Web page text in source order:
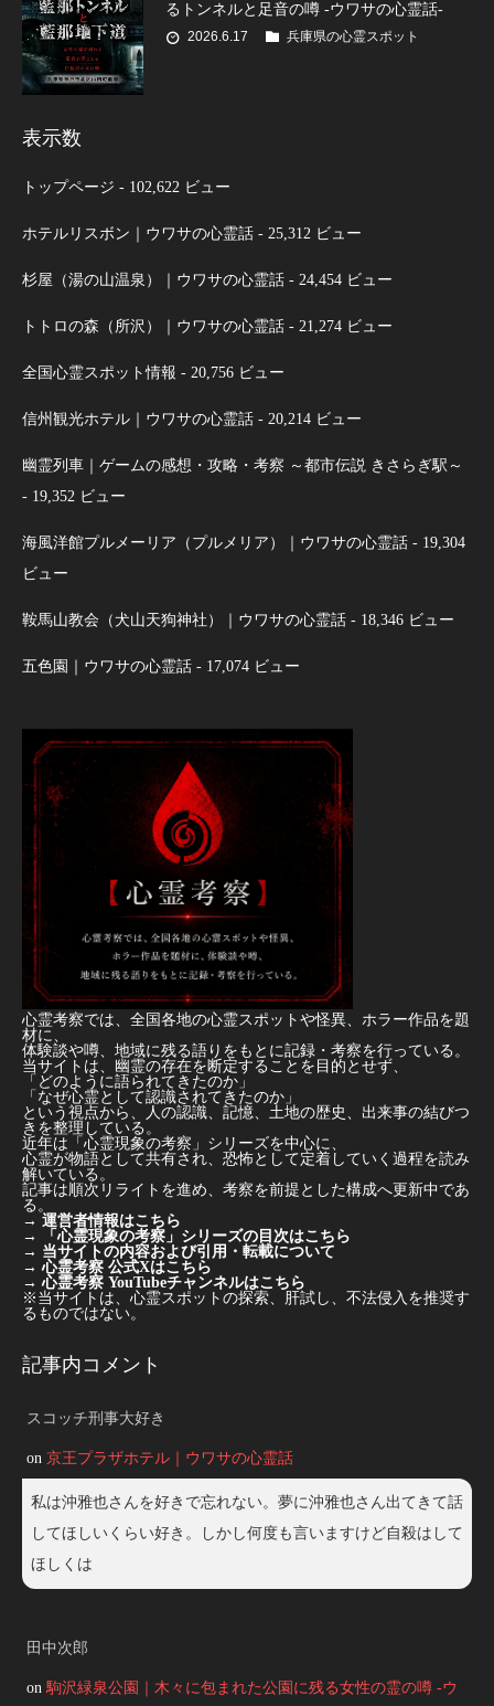
るトンネルと足音の噂 -ウワサの心霊話-
2026.6.17 兵庫県の心霊スポット
表示数
トップページ - 102,622 ビュー
ホテルリスボン｜ウワサの心霊話 - 25,312 ビュー
杉屋（湯の山温泉）｜ウワサの心霊話 - 24,454 ビュー
トトロの森（所沢）｜ウワサの心霊話 - 21,274 ビュー
全国心霊スポット情報 - 20,756 ビュー
信州観光ホテル｜ウワサの心霊話 - 20,214 ビュー
幽霊列車｜ゲームの感想・攻略・考察 ～都市伝説 きさらぎ駅～
- 19,352 ビュー
海風洋館プルメーリア（プルメリア）｜ウワサの心霊話 - 19,304
ビュー
鞍馬山教会（犬山天狗神社）｜ウワサの心霊話 - 18,346 ビュー
五色園｜ウワサの心霊話 - 17,074 ビュー
心霊考察では、全国各地の心霊スポットや怪異、ホラー作品を題
材に、
体験談や噂、地域に残る語りをもとに記録・考察を行っている。
当サイトは、幽霊の存在を断定することを目的とせず、
「どのように語られてきたのか」
「なぜ心霊として認識されてきたのか」
という視点から、人の認識、記憶、土地の歴史、出来事の結びつ
きを整理している。
近年は「心霊現象の考察」シリーズを中心に、
心霊が物語として共有され、恐怖として定着していく過程を読み
解いている。
記事は順次リライトを進め、考察を前提とした構成へ更新中であ
る。
→ 運営者情報はこちら
→
「心霊現象の考察」シリーズの目次はこちら
→ 当サイトの内容および引用・転載について
→ 心霊考察 公式Xはこちら
→ 心霊考察 YouTubeチャンネルはこちら
※当サイトは、心霊スポットの探索、肝試し、不法侵入を推奨す
るものではない。
記事内コメント
スコッチ刑事大好き
on 京王プラザホテル｜ウワサの心霊話
私は沖雅也さんを好きで忘れない。夢に沖雅也さん出てきて話
してほしいくらい好き。しかし何度も言いますけど自殺はして
ほしくは
田中次郎
on 駒沢緑泉公園｜木々に包まれた公園に残る女性の霊の噂 -ウ